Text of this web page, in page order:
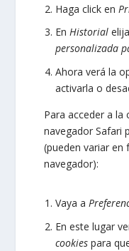
Haga click en
EnHistorial elija
personalizada
Ahora verá la
activarla o
Para acceder a
navegadorSafari
(pueden variar en
navegador):
Vaya a
En este lugar
cookies para